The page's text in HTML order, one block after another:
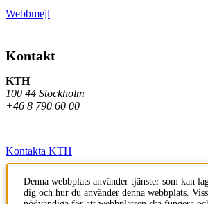
Webbmejl
Kontakt
KTH
100 44 Stockholm
+46 8 790 60 00
Kontakta KTH
Jobba på KTH
Denna webbplats använder tjänster som kan
dig och hur du använder denna webbplats.